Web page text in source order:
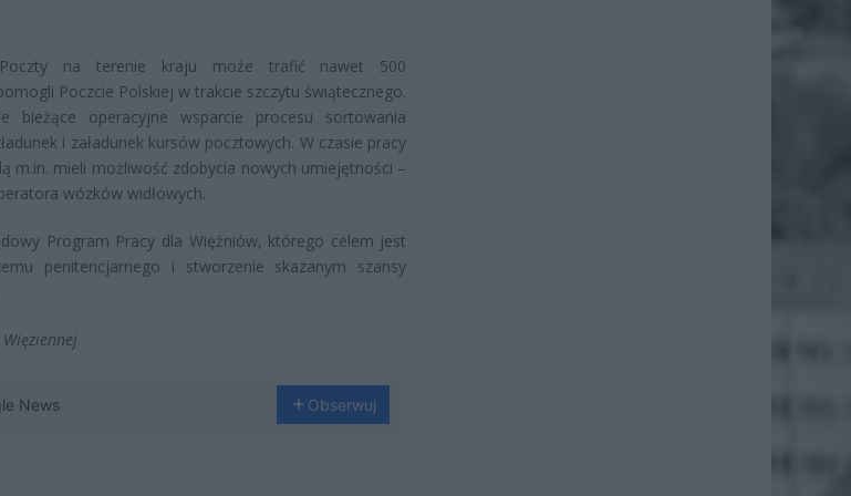
na terenie kraju może trafić nawet 500
Poczcie Polskiej w trakcie szczytu świątecznego.
bieżące operacyjne wsparcie procesu sortowania
i załadunek kursów pocztowych. W czasie pracy
m.in. mieli możliwość zdobycia nowych umiejętności –
wózków widłowych.
Program Pracy dla Więźniów, którego celem jest
penitencjarnego i stworzenie skazanym szansy
News Obserwuj